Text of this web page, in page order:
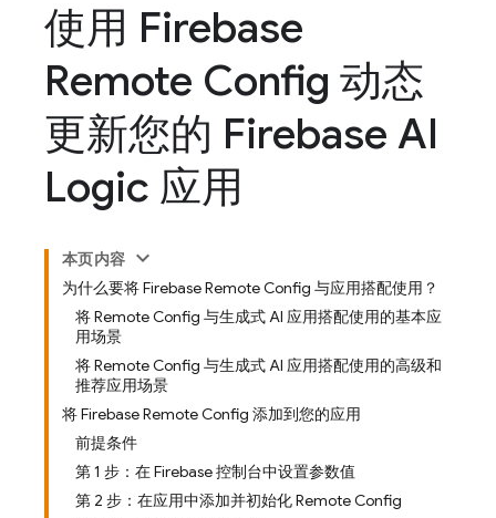
使用 Firebase
Remote Config 动态
更新您的 Firebase AI
Logic 应用
本页内容
为什么要将 Firebase Remote Config 与应用搭配使用？
将 Remote Config 与生成式 AI 应用搭配使用的基本应
用场景
将 Remote Config 与生成式 AI 应用搭配使用的高级和
推荐应用场景
将 Firebase Remote Config 添加到您的应用
前提条件
第 1 步：在 Firebase 控制台中设置参数值
第 2 步：在应用中添加并初始化 Remote Config